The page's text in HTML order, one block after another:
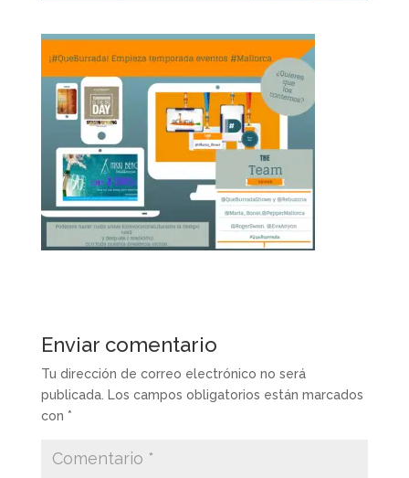
Enviar comentario
Tu dirección de correo electrónico no será
publicada. Los campos obligatorios están marcados
con *